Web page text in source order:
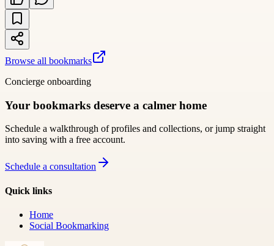
Browse all bookmarks
Concierge onboarding
Your bookmarks deserve a calmer home
Schedule a walkthrough of profiles and collections, or jump straight
into saving with a free account.
Schedule a consultation
Quick links
Home
Social Bookmarking